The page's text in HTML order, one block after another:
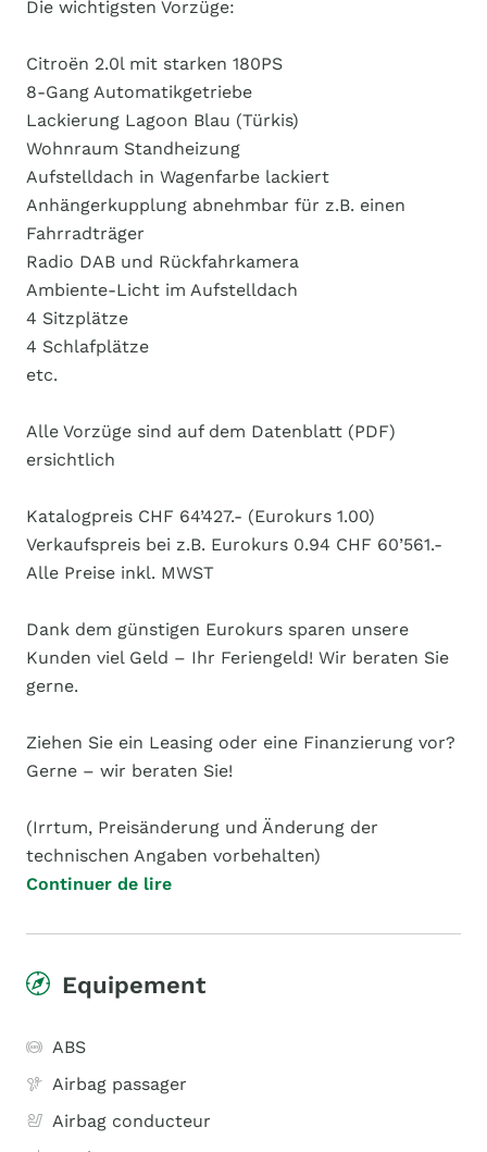
Die wichtigsten Vorzüge:
Citroën 2.0l mit starken 180PS
8-Gang Automatikgetriebe
Lackierung Lagoon Blau (Türkis)
Wohnraum Standheizung
Aufstelldach in Wagenfarbe lackiert
Anhängerkupplung abnehmbar für z.B. einen
Fahrradträger
Radio DAB und Rückfahrkamera
Ambiente-Licht im Aufstelldach
4 Sitzplätze
4 Schlafplätze
etc.
Alle Vorzüge sind auf dem Datenblatt (PDF)
ersichtlich
Katalogpreis CHF 64’427.- (Eurokurs 1.00)
Verkaufspreis bei z.B. Eurokurs 0.94 CHF 60’561.-
Alle Preise inkl. MWST
Dank dem günstigen Eurokurs sparen unsere
Kunden viel Geld – Ihr Feriengeld! Wir beraten Sie
gerne.
Ziehen Sie ein Leasing oder eine Finanzierung vor?
Gerne – wir beraten Sie!
(Irrtum, Preisänderung und Änderung der
technischen Angaben vorbehalten)
Continuer de lire
Equipement
ABS
Airbag passager
Airbag conducteur